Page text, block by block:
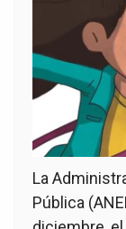
La
Pública